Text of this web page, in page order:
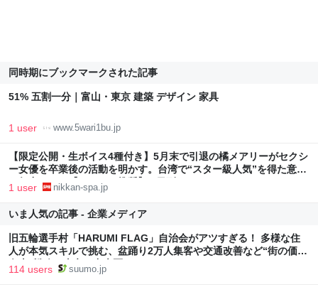
同時期にブックマークされた記事
51% 五割一分｜富山・東京 建築 デザイン 家具
1 user www.5wari1bu.jp
【限定公開・生ボイス4種付き】5月末で引退の橘メアリーがセクシ
ー女優を卒業後の活動を明かす。台湾で“スター級人気”を得た意外
な努力とは？【イヤホン推奨】 | 日刊SPA!
1 user nikkan-spa.jp
いま人気の記事 - 企業メディア
旧五輪選手村「HARUMI FLAG」自治会がアツすぎる！ 多様な住
人が本気スキルで挑む、盆踊り2万人集客や交通改善など“街の価値
向上”戦略 東京・中央区
114 users suumo.jp